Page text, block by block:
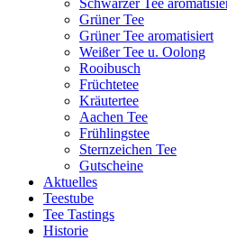
Schwarzer Tee
Grüner Tee
Grüner Tee aromatisiert
Weißer Tee u. Oolong
Rooibusch
Früchtetee
Kräutertee
Aachen Tee
Frühlingstee
Sternzeichen Tee
Gutscheine
Aktuelles
Teestube
Tee Tastings
Historie